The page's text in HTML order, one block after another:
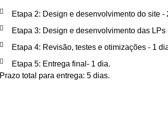
Etapa 2: Design e desenvolvimento do site -
Etapa 3: Design e desenvolvimento das LPs
Etapa 4: Revisão, testes e otimizações - 1
Etapa 5: Entrega final- 1 dia.
Prazo total para entrega: 5 dias.